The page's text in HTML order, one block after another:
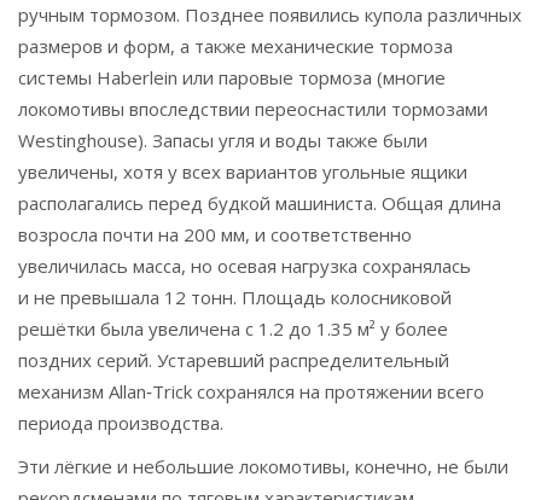
ручным тормозом. Позднее появились купола различных
размеров и форм, а также механические тормоза
системы Haberlein или паровые тормоза (многие
локомотивы впоследствии переоснастили тормозами
Westinghouse). Запасы угля и воды также были
увеличены, хотя у всех вариантов угольные ящики
располагались перед будкой машиниста. Общая длина
возросла почти на 200 мм, и соответственно
увеличилась масса, но осевая нагрузка сохранялась
и не превышала 12 тонн. Площадь колосниковой
решётки была увеличена с 1.2 до 1.35 м² у более
поздних серий. Устаревший распределительный
механизм Allan‑Trick сохранялся на протяжении всего
периода производства.
Эти лёгкие и небольшие локомотивы, конечно, не были